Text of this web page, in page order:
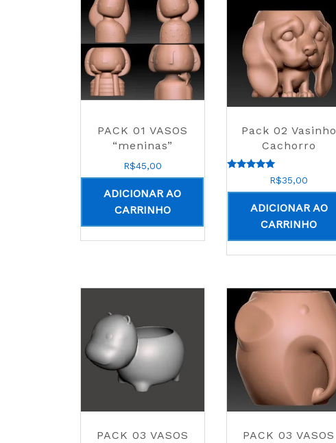
PACK 01 VASOS
“meninas”
R$45,00
ADICIONAR AO
CARRINHO
Pack 02 Vasinho
Cachorro
de 5
R$35,00
ADICIONAR AO
CARRINHO
PACK 03 VASOS
PACK 03 VASOS